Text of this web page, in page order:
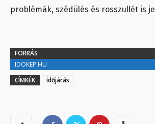
problémák, szédülés és rosszullét is
FORRÁS
IDOKEP.HU
CÍMKÉK
időjárás